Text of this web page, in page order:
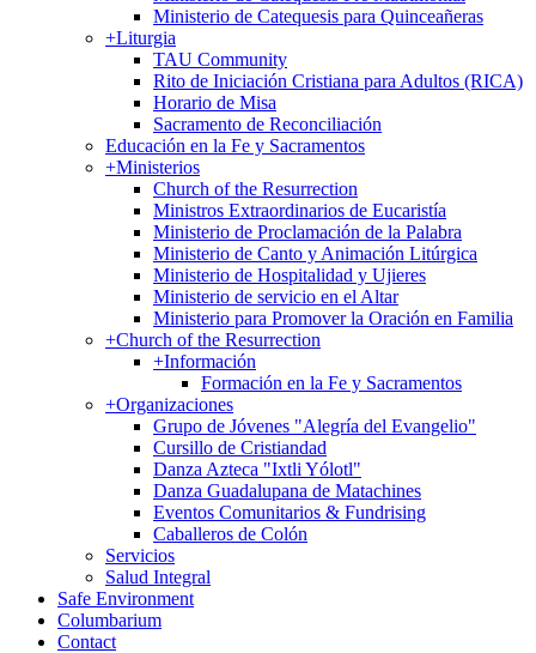
Ministerio de Catequesis para Quinceañeras
+Liturgia
TAU Community
Rito de Iniciación Cristiana para Adultos (RICA)
Horario de Misa
Sacramento de Reconciliación
Educación en la Fe y Sacramentos
+Ministerios
Church of the Resurrection
Ministros Extraordinarios de Eucaristía
Ministerio de Proclamación de la Palabra
Ministerio de Canto y Animación Litúrgica
Ministerio de Hospitalidad y Ujieres
Ministerio de servicio en el Altar
Ministerio para Promover la Oración en Familia
+Church of the Resurrection
+Información
Formación en la Fe y Sacramentos
+Organizaciones
Grupo de Jóvenes "Alegría del Evangelio"
Cursillo de Cristiandad
Danza Azteca "Ixtli Yólotl"
Danza Guadalupana de Matachines
Eventos Comunitarios & Fundrising
Caballeros de Colón
Servicios
Salud Integral
Safe Environment
Columbarium
Contact